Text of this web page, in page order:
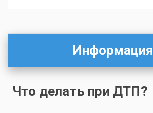
Информация
Что делать при ДТП?